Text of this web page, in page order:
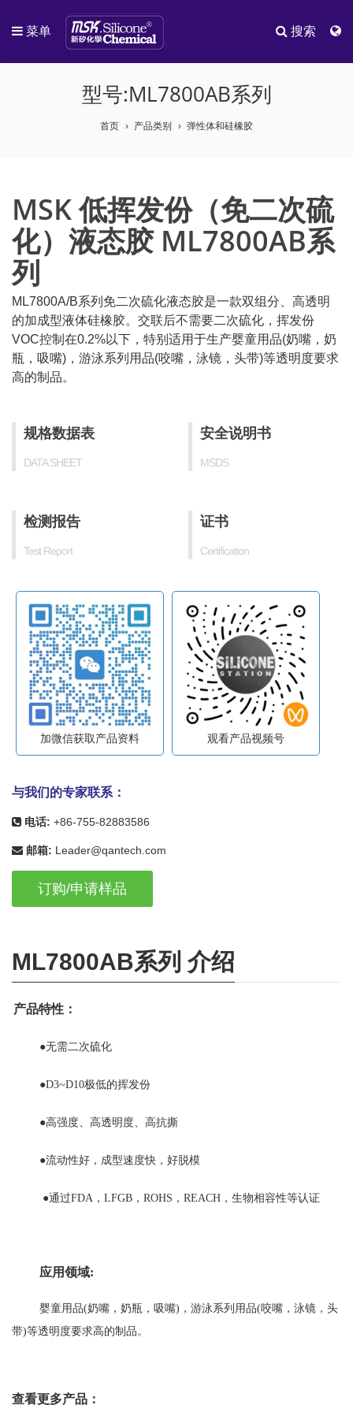
菜单 搜索
型号:ML7800AB系列
首页 产品类别 弹性体和硅橡胶
MSK 低挥发份（免二次硫
化）液态胶 ML7800AB系
列
ML7800A/B系列免二次硫化液态胶是一款双组分、高透明
的加成型液体硅橡胶。交联后不需要二次硫化，挥发份
VOC控制在0.2%以下，特别适用于生产婴童用品(奶嘴，奶
瓶，吸嘴)，游泳系列用品(咬嘴，泳镜，头带)等透明度要求
高的制品。
规格数据表
DATA SHEET
安全说明书
MSDS
检测报告
Test Report
证书
Certification
加微信获取产品资料 观看产品视频号
与我们的专家联系：
电话: +86-755-82883586
邮箱: Leader@qantech.com
订购/申请样品
ML7800AB系列 介绍
产品特性 ：
●无需二次硫化
●D3~D10极低的挥发份
●高强度、高透明度、高抗撕
●流动性好，成型速度快，好脱模
●通过FDA，LFGB，ROHS，REACH，生物相容性等认证
应用领域:
婴童用品(奶嘴，奶瓶，吸嘴)，游泳系列用品(咬嘴，泳镜，头
带)等透明度要求高的制品。
查看更多产品：